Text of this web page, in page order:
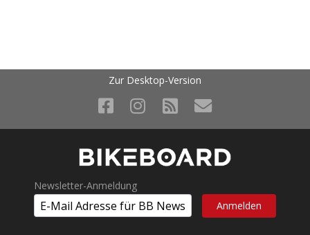
Zur Desktop-Version
Newsletter-Anmeldung